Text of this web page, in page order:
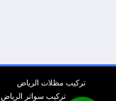
تركيب مظلات الرياض
تركيب سواتر الرياض